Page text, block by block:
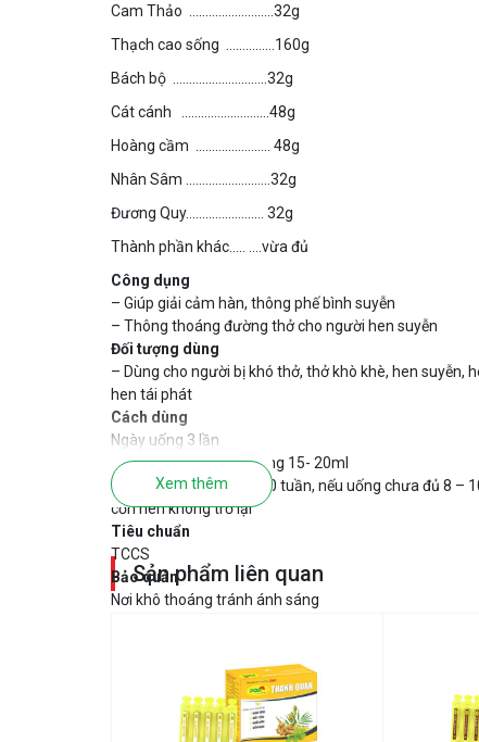
Cam Thảo ……………………..32g
Thạch cao sống ……………160g
Bách bộ ………………………..32g
Cát cánh ………………………48g
Hoàng cầm ………………….. 48g
Nhân Sâm ……………………..32g
Đương Quy…………………… 32g
Thành phần khác….. ….vừa đủ
Công dụng
– Giúp giải cảm hàn, thông phế bình suyễn
– Thông thoáng đường thở cho người hen suyễn
Đối tượng dùng
– Dùng cho người bị khó thở, thở khò khè, hen suyễn,
hen tái phát
Cách dùng
Ngày uống 3 lần
– Người lớn : Mỗi lần uống 15- 20ml
– Mỗi đợt dùng từ 8 – 10 tuần, nếu uống chưa đủ 8 –
cơn hen không trở lại
Tiêu chuẩn
TCCS
Bảo quản
Nơi khô thoáng tránh ánh sáng
Xem thêm
Sản phẩm liên quan